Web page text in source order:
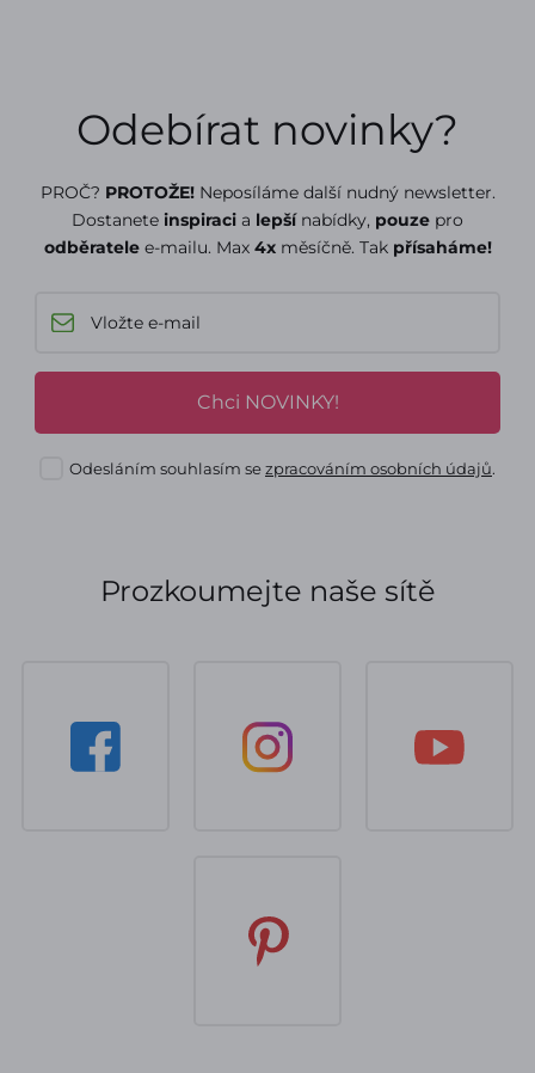
Odebírat novinky?
PROČ? PROTOŽE! Neposíláme další nudný newsletter.
Dostanete inspiraci a lepšínabídky, pouze pro
odběratelee-mailu. Max 4xměsíčně. Tak přísaháme!
Chci NOVINKY!
Odesláním souhlasím sezpracováním osobních údajů.
Prozkoumejte naše sítě